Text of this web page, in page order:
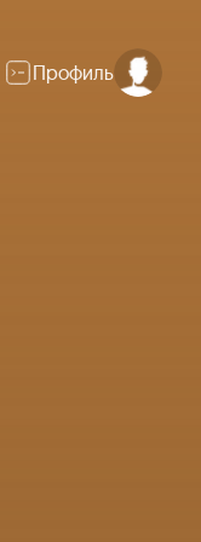
Профиль